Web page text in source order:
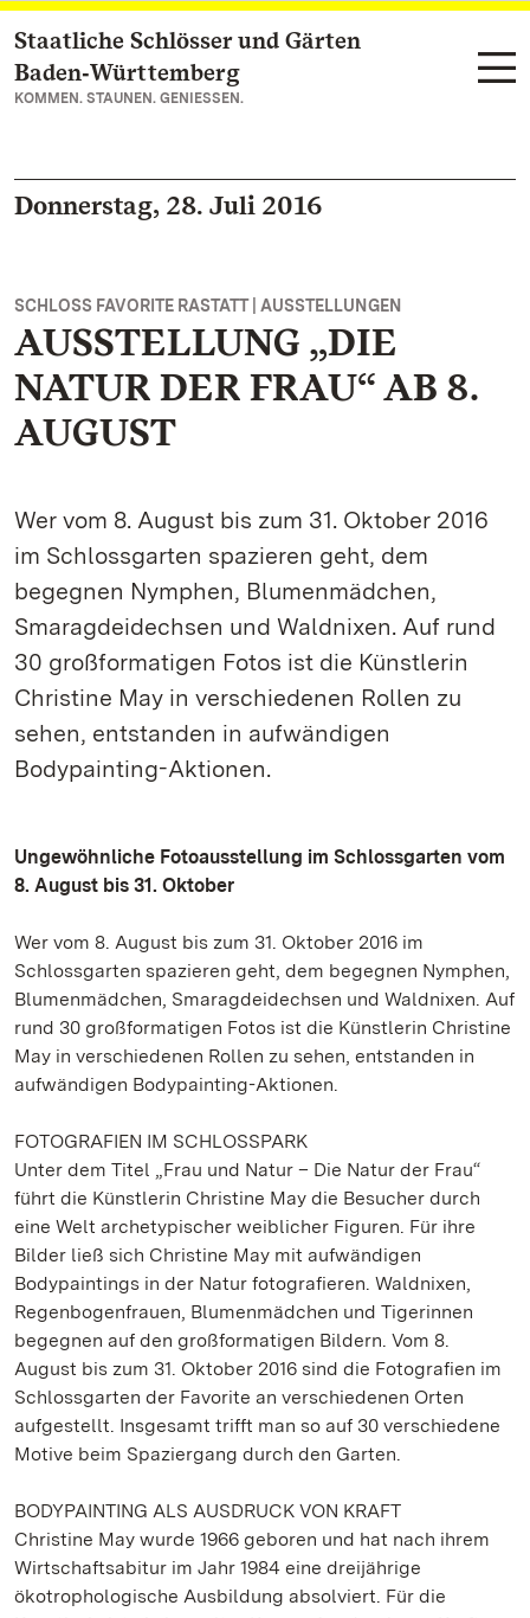
Zum Hauptinhalt springen
Staatliche Schlösser und Gärten
Baden‑Württemberg
KOMMEN. STAUNEN. GENIESSEN.
Donnerstag, 28. Juli 2016
SCHLOSS FAVORITE RASTATT | AUSSTELLUNGEN
AUSSTELLUNG „DIE
NATUR DER FRAU“ AB 8.
AUGUST
Wer vom 8. August bis zum 31. Oktober 2016
im Schlossgarten spazieren geht, dem
begegnen Nymphen, Blumenmädchen,
Smaragdeidechsen und Waldnixen. Auf rund
30 großformatigen Fotos ist die Künstlerin
Christine May in verschiedenen Rollen zu
sehen, entstanden in aufwändigen
Bodypainting-Aktionen.
Ungewöhnliche Fotoausstellung im Schlossgarten vom
8. August bis 31. Oktober
Wer vom 8. August bis zum 31. Oktober 2016 im
Schlossgarten spazieren geht, dem begegnen Nymphen,
Blumenmädchen, Smaragdeidechsen und Waldnixen. Auf
rund 30 großformatigen Fotos ist die Künstlerin Christine
May in verschiedenen Rollen zu sehen, entstanden in
aufwändigen Bodypainting-Aktionen.
FOTOGRAFIEN IM SCHLOSSPARK
Unter dem Titel „Frau und Natur – Die Natur der Frau“
führt die Künstlerin Christine May die Besucher durch
eine Welt archetypischer weiblicher Figuren. Für ihre
Bilder ließ sich Christine May mit aufwändigen
Bodypaintings in der Natur fotografieren. Waldnixen,
Regenbogenfrauen, Blumenmädchen und Tigerinnen
begegnen auf den großformatigen Bildern. Vom 8.
August bis zum 31. Oktober 2016 sind die Fotografien im
Schlossgarten der Favorite an verschiedenen Orten
aufgestellt. Insgesamt trifft man so auf 30 verschiedene
Motive beim Spaziergang durch den Garten.
BODYPAINTING ALS AUSDRUCK VON KRAFT
Christine May wurde 1966 geboren und hat nach ihrem
Wirtschaftsabitur im Jahr 1984 eine dreijährige
ökotrophologische Ausbildung absolviert. Für die